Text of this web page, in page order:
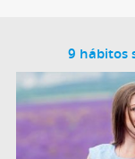
9 hábitos